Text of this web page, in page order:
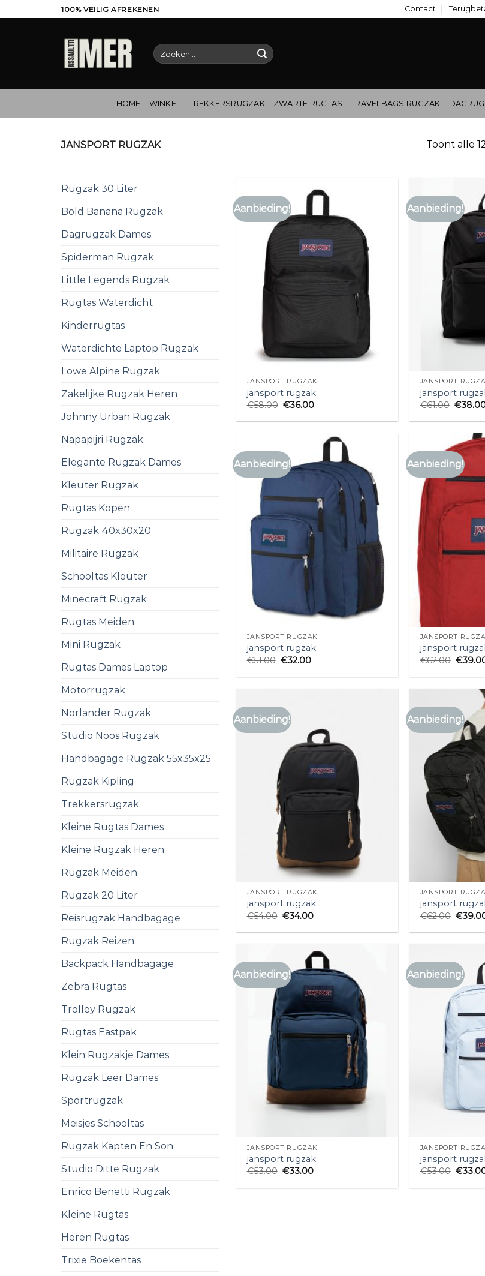
naar
100% VEILIG AFREKENEN Contact
Zoeken
naar:
HOME WINKEL TREKKERSRUGZAK ZWARTE RUGTAS TRAVELBAGS RUGZAK
JANSPORT RUGZAK Toont alle
Rugzak 30 Liter
Bold Banana Rugzak
Dagrugzak Dames
Spiderman Rugzak
Little Legends Rugzak
Rugtas Waterdicht
Kinderrugtas
Waterdichte Laptop Rugzak
Lowe Alpine Rugzak
Zakelijke Rugzak Heren
Johnny Urban Rugzak
Napapijri Rugzak
Elegante Rugzak Dames
Kleuter Rugzak
Rugtas Kopen
Rugzak 40x30x20
Militaire Rugzak
Schooltas Kleuter
Minecraft Rugzak
Rugtas Meiden
Mini Rugzak
Rugtas Dames Laptop
Motorrugzak
Norlander Rugzak
Studio Noos Rugzak
Handbagage Rugzak 55x35x25
Rugzak Kipling
Trekkersrugzak
Kleine Rugtas Dames
Kleine Rugzak Heren
Rugzak Meiden
Rugzak 20 Liter
Reisrugzak Handbagage
Rugzak Reizen
Backpack Handbagage
Zebra Rugtas
Trolley Rugzak
Rugtas Eastpak
Klein Rugzakje Dames
Rugzak Leer Dames
Sportrugzak
Meisjes Schooltas
Rugzak Kapten En Son
Studio Ditte Rugzak
Enrico Benetti Rugzak
Kleine Rugtas
Heren Rugtas
Trixie Boekentas
Aanbieding!
JANSPORT RUGZAK
jansport rugzak
€58.00 €36.00
Aanbieding!
JANSPORT
jansport
€61.00 €
Aanbieding!
JANSPORT RUGZAK
jansport rugzak
€51.00 €32.00
Aanbieding!
JANSPORT
jansport
€62.00 €
Aanbieding!
JANSPORT RUGZAK
jansport rugzak
€54.00 €34.00
Aanbieding!
JANSPORT
jansport
€62.00 €
Aanbieding!
JANSPORT RUGZAK
jansport rugzak
€53.00 €33.00
Aanbieding!
JANSPORT
jansport
€53.00 €